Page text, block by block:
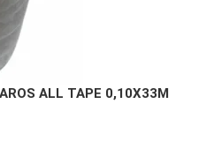
ALL TAPE 0,10X33M